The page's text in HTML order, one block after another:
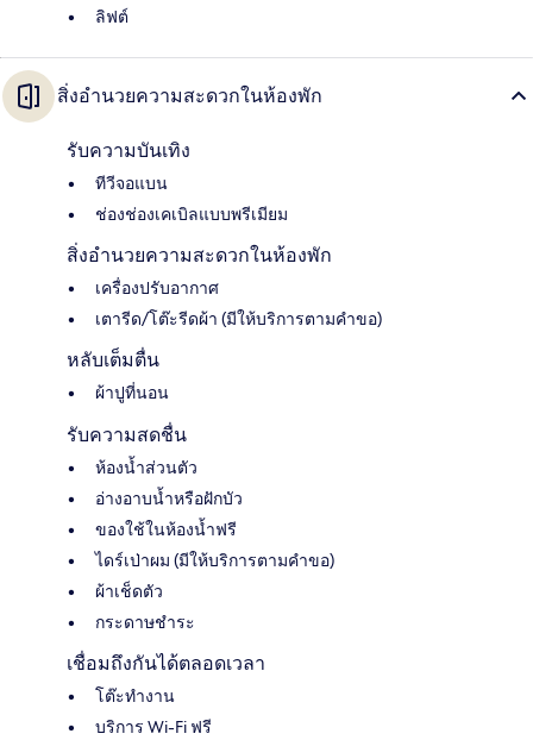
ลิฟต์
สิ่งอำนวยความสะดวกในห้องพัก
รับความบันเทิง
ทีวีจอแบน
ช่องช่องเคเบิลแบบพรีเมียม
สิ่งอำนวยความสะดวกในห้องพัก
เครื่องปรับอากาศ
เตารีด/โต๊ะรีดผ้า (มีให้บริการตามคำขอ)
หลับเต็มตื่น
ผ้าปูที่นอน
รับความสดชื่น
ห้องน้ำส่วนตัว
อ่างอาบน้ำหรือฝักบัว
ของใช้ในห้องน้ำฟรี
ไดร์เป่าผม (มีให้บริการตามคำขอ)
ผ้าเช็ดตัว
กระดาษชำระ
เชื่อมถึงกันได้ตลอดเวลา
โต๊ะทำงาน
บริการ Wi-Fi ฟรี